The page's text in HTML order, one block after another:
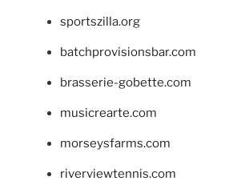
sportszilla.org
batchprovisionsbar.com
brasserie-gobette.com
musicrearte.com
morseysfarms.com
riverviewtennis.com